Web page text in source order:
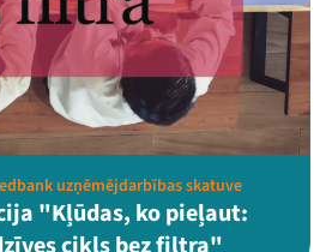
uzņēmējdarbības skatuve
"Kļūdas, ko pieļaut: